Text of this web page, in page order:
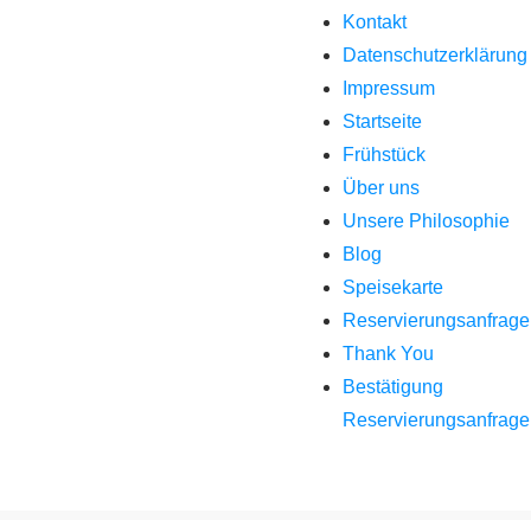
Kontakt
Datenschutzerklärung
Impressum
Startseite
Frühstück
Über uns
Unsere Philosophie
Blog
Speisekarte
Reservierungsanfrage
Thank You
Bestätigung
Reservierungsanfrage